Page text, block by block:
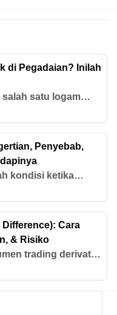
di Pegadaian? Inilah
salah satu logam
bisa beli
Mari cari tahu
informasi di artikel
Penyebab,
kondisi ketika
mengalami
tertentu.
di
Cara
& Risiko
trading derivatif
trader
dari